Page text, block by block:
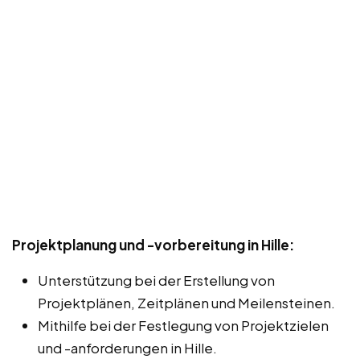
Projektplanung und -vorbereitung in Hille:
Unterstützung bei der Erstellung von
Projektplänen, Zeitplänen und Meilensteinen.
Mithilfe bei der Festlegung von Projektzielen
und -anforderungen in Hille.